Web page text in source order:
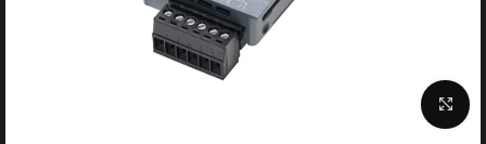
برای بزرگنمایی کلیک کنید